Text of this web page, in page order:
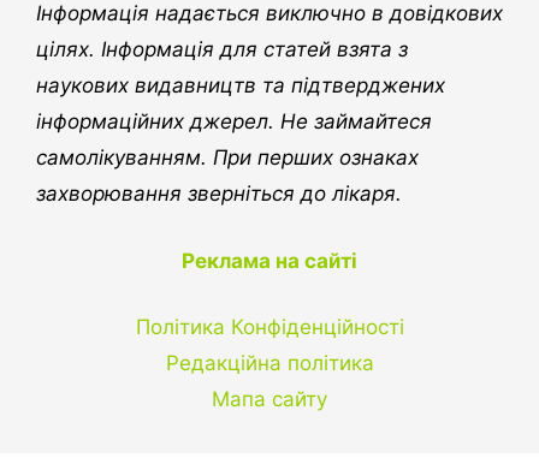
Інформація надається виключно в довідкових
цілях. Інформація для статей взята з
наукових видавництв та підтверджених
інформаційних джерел. Не займайтеся
самолікуванням. При перших ознаках
захворювання зверніться до лікаря.
Реклама на сайті
Політика Конфіденційності
Редакційна політика
Мапа сайту